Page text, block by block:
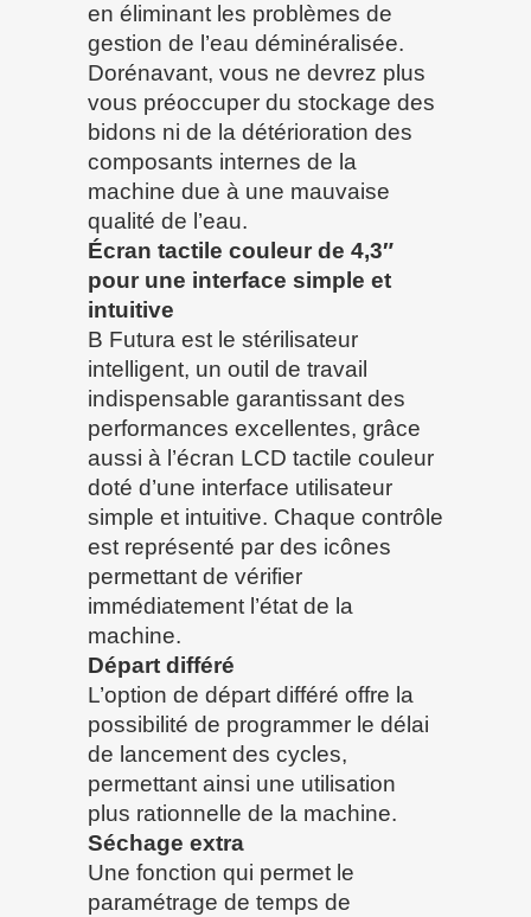
en éliminant les problèmes de
gestion de l’eau déminéralisée.
Dorénavant, vous ne devrez plus
vous préoccuper du stockage des
bidons ni de la détérioration des
composants internes de la
machine due à une mauvaise
qualité de l’eau.
Écran tactile couleur de 4,3″
pour une interface simple et
intuitive
B Futura est le stérilisateur
intelligent, un outil de travail
indispensable garantissant des
performances excellentes, grâce
aussi à l’écran LCD tactile couleur
doté d’une interface utilisateur
simple et intuitive. Chaque contrôle
est représenté par des icônes
permettant de vérifier
immédiatement l’état de la
machine.
Départ différé
L’option de départ différé offre la
possibilité de programmer le délai
de lancement des cycles,
permettant ainsi une utilisation
plus rationnelle de la machine.
Séchage extra
Une fonction qui permet le
paramétrage de temps de